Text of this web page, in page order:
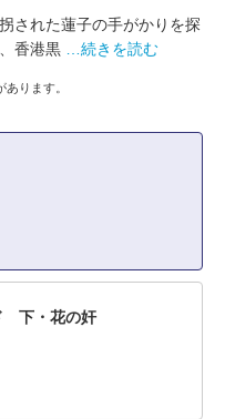
された蓮子の手がかりを探
香港黒
…続きを読む
ります。
下・花の奸